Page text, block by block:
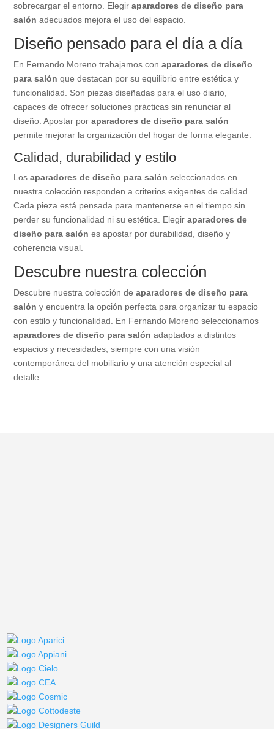
sobrecargar el entorno. Elegiraparadores de diseño para
salón adecuados mejora el uso del espacio.
Diseño pensado para el día a día
En Fernando Moreno trabajamos conaparadores de diseño
para salón que destacan por su equilibrio entre estética y
funcionalidad. Son piezas diseñadas para el uso diario,
capaces de ofrecer soluciones prácticas sin renunciar al
diseño. Apostar poraparadores de diseño para salón
permite mejorar la organización del hogar de forma elegante.
Calidad, durabilidad y estilo
Losaparadores de diseño para salón seleccionados en
nuestra colección responden a criterios exigentes de calidad.
Cada pieza está pensada para mantenerse en el tiempo sin
perder su funcionalidad ni su estética. Elegiraparadores de
diseño para salón es apostar por durabilidad, diseño y
coherencia visual.
Descubre nuestra colección
Descubre nuestra colección deaparadores de diseño para
salón y encuentra la opción perfecta para organizar tu espacio
con estilo y funcionalidad. En Fernando Moreno seleccionamos
aparadores de diseño para salón adaptados a distintos
espacios y necesidades, siempre con una visión
contemporánea del mobiliario y una atención especial al
detalle.